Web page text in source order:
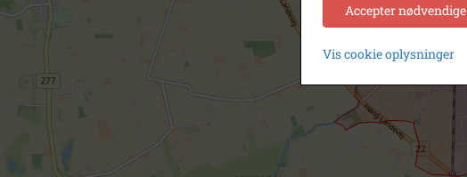
Accepter nødvendige
Vis cookie oplysninger